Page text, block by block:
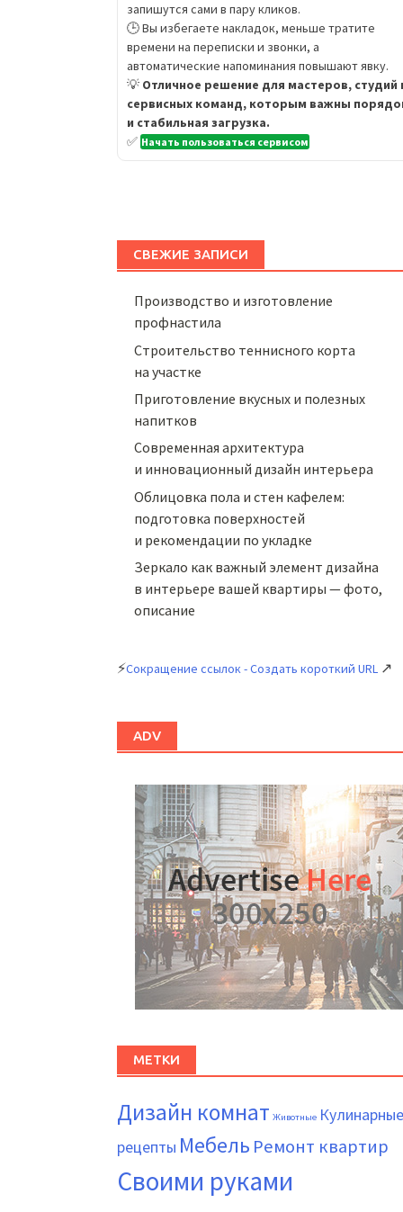
запишутся сами в пару кликов.
🕒 Вы избегаете накладок, меньше тратите
времени на переписки и звонки, а
автоматические напоминания повышают явку.
💡 Отличное решение для мастеров, студий
сервисных команд, которым важны
и стабильная загрузка.
✅ Начать пользоваться сервисом
СВЕЖИЕ ЗАПИСИ
Производство и изготовление
профнастила
Строительство теннисного корта
на участке
Приготовление вкусных и полезных
напитков
Cовременная архитектура
и инновационный дизайн интерьера
Облицовка пола и стен кафелем:
подготовка поверхностей
и рекомендации по укладке
Зеркало как важный элемент дизайна
в интерьере вашей квартиры — фото,
описание
⚡Сокращение ссылок - Создать короткий URL ↗
ADV
МЕТКИ
Дизайн комнат Животные Кулинарные
рецепты Мебель Ремонт квартир
Своими руками